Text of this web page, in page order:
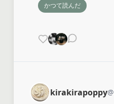
かつて読んだ
kirakirapoppy@